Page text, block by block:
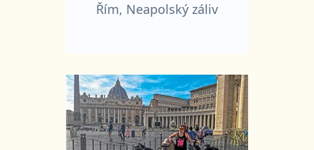
Řím, Neapolský záliv